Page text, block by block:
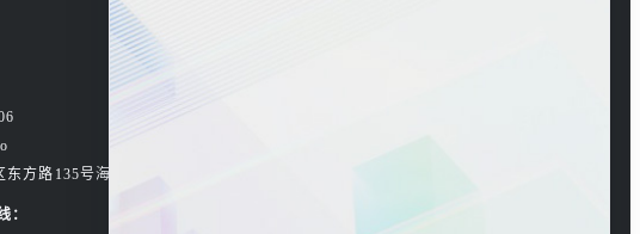
方路135号海东大楼3楼
：